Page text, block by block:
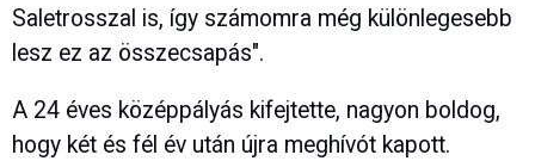
Saletrosszal is, így számomra még különlegesebb
lesz ez az összecsapás".
A 24 éves középpályás kifejtette, nagyon boldog,
hogy két és fél év után újra meghívót kapott.